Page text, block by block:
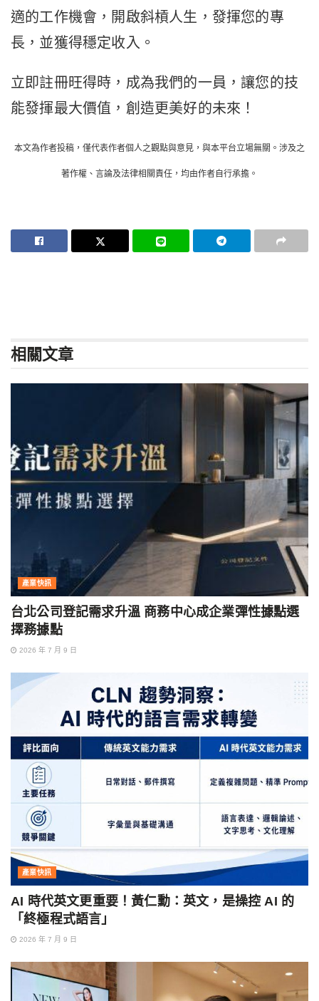
適的工作機會，開啟斜槓人生，發揮您的專
長，並獲得穩定收入。
立即註冊旺得時，成為我們的一員，讓您的技
能發揮最大價值，創造更美好的未來！
本文為作者投稿，僅代表作者個人之觀點與意見，與本平台立場無關。涉及之
著作權、言論及法律相關責任，均由作者自行承擔。
相關文章
產業快訊
台北公司登記需求升溫 商務中心成企業彈性據點選
擇務據點
2026 年 7 月 9 日
產業快訊
AI 時代英文更重要！黃仁勳：英文，是操控 AI 的
「終極程式語言」
2026 年 7 月 9 日